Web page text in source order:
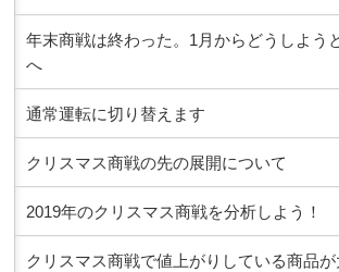
年末商戦は終わった。1月からどうしよう
へ
通常運転に切り替えます
クリスマス商戦の先の展開について
2019年のクリスマス商戦を分析しよう！
クリスマス商戦で値上がりしている商品